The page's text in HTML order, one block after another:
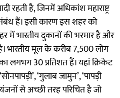
रहती है, जिनमें अधिकांश महाराष्ट्र
हैं। इसी कारण इस शहर को
में भारतीय दुकानों की भरमार है और
भारतीय मूल के करीब 7,500 लोग
लगभग 30 प्रतिशत हैं। यहां क्रिकेट
‘गुलाब जामुन’, ‘पापड़ी
से अच्छी तरह परिचित है जो